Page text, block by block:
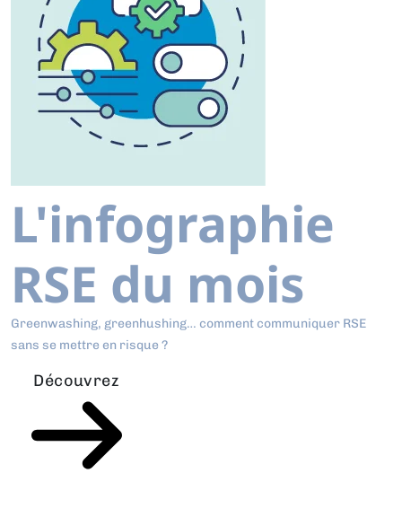
L'infographie
RSE du mois
Greenwashing, greenhushing… comment communiquer RSE
sans se mettre en risque ?
Découvrez